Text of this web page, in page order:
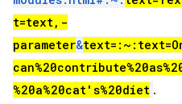
t=text,-
parameter&
%20a%20cat's%20diet .